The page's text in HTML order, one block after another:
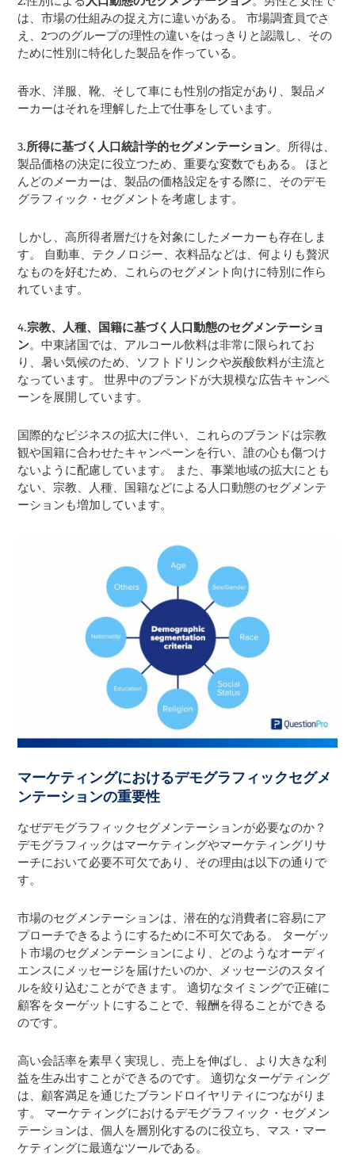
は、市場の仕組みの捉え方に違いがある。 市場調査員でさ
え、2つのグループの理性の違いをはっきりと認識し、その
ために性別に特化した製品を作っている。
香水、洋服、靴、そして車にも性別の指定があり、製品メ
ーカーはそれを理解した上で仕事をしています。
3.所得に基づく人口統計学的セグメンテーション。所得は、
製品価格の決定に役立つため、重要な変数でもある。 ほと
んどのメーカーは、製品の価格設定をする際に、そのデモ
グラフィック・セグメントを考慮します。
しかし、高所得者層だけを対象にしたメーカーも存在しま
す。 自動車、テクノロジー、衣料品などは、何よりも贅沢
なものを好むため、これらのセグメント向けに特別に作ら
れています。
4.宗教、人種、国籍に基づく人口動態のセグメンテーショ
ン。中東諸国では、アルコール飲料は非常に限られてお
り、暑い気候のため、ソフトドリンクや炭酸飲料が主流と
なっています。 世界中のブランドが大規模な広告キャンペ
ーンを展開しています。
国際的なビジネスの拡大に伴い、これらのブランドは宗教
観や国籍に合わせたキャンペーンを行い、誰の心も傷つけ
ないように配慮しています。 また、事業地域の拡大にとも
ない、宗教、人種、国籍などによる人口動態のセグメンテ
ーションも増加しています。
マーケティングにおけるデモグラフィックセグメ
ンテーションの重要性
なぜデモグラフィックセグメンテーションが必要なのか？
デモグラフィックはマーケティングやマーケティングリサ
ーチにおいて必要不可欠であり、その理由は以下の通りで
す。
市場のセグメンテーションは、潜在的な消費者に容易にア
プローチできるようにするために不可欠である。 ターゲッ
ト市場のセグメンテーションにより、どのようなオーディ
エンスにメッセージを届けたいのか、メッセージのスタイ
ルを絞り込むことができます。 適切なタイミングで正確に
顧客をターゲットにすることで、報酬を得ることができる
のです。
高い会話率を素早く実現し、売上を伸ばし、より大きな利
益を生み出すことができるのです。 適切なターゲティング
は、顧客満足を通じたブランドロイヤリティにつながりま
す。 マーケティングにおけるデモグラフィック・セグメン
テーションは、個人を層別化するのに役立ち、マス・マー
ケティングに最適なツールである。